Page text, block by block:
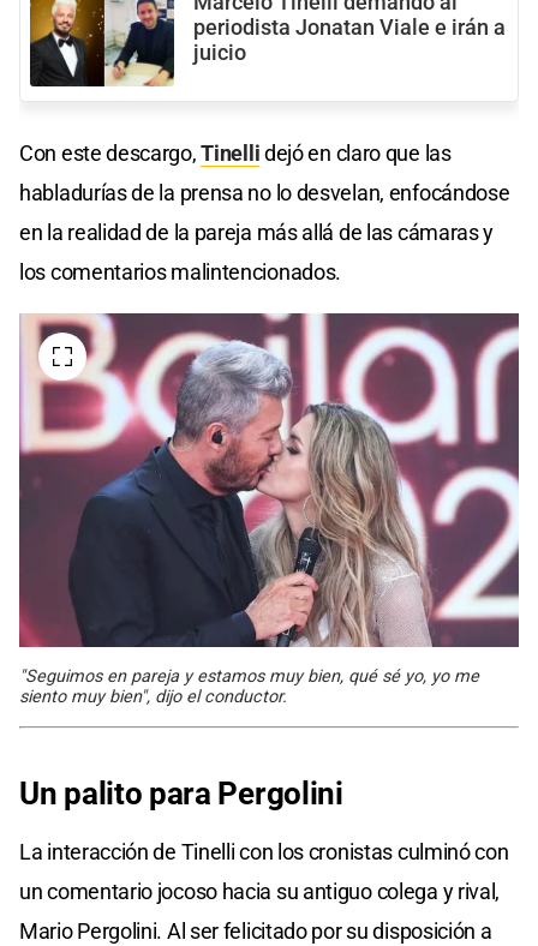
periodista Jonatan Viale e irán a
juicio
Con este descargo,Tinellidejó en claro que las
habladurías de la prensa no lo desvelan, enfocándose
en la realidad de la pareja más allá de las cámaras y
los comentarios malintencionados.
"Seguimos en pareja y estamos muy bien, qué sé yo, yo me
siento muy bien", dijo el conductor.
Un palito para Pergolini
La interacción de Tinelli con los cronistas culminó con
un comentario jocoso hacia su antiguo colega y rival,
Mario Pergolini. Al ser felicitado por su disposición a